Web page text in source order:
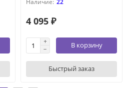
4 095 ₽
В корзину
Быстрый заказ